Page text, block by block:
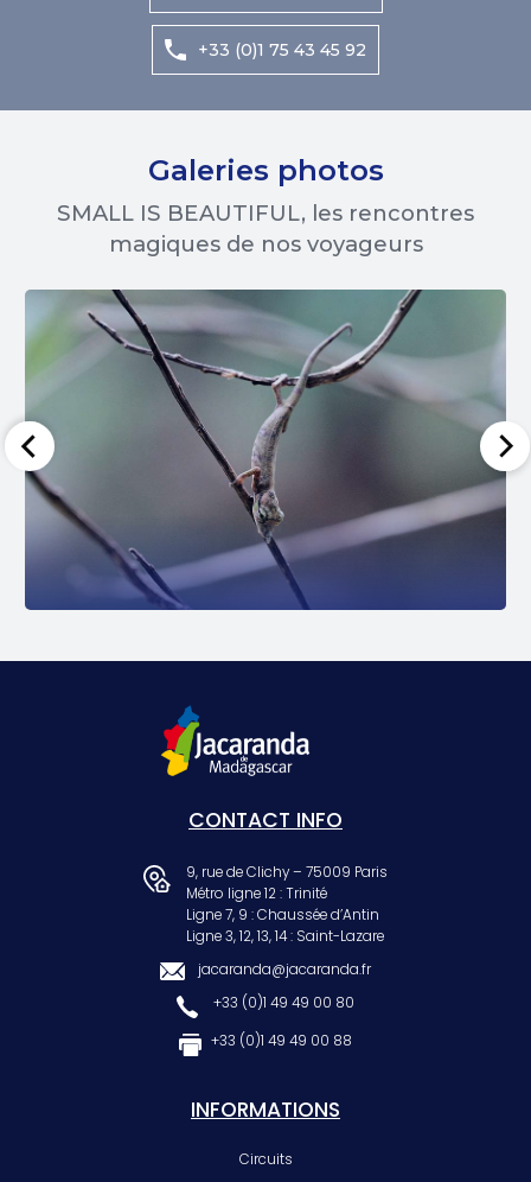
+33 (0)1 75 43 45 92
Galeries photos
SMALL IS BEAUTIFUL, les rencontres
magiques de nos voyageurs
CONTACT INFO
9, rue de Clichy – 75009 Paris
Métro ligne 12 : Trinité
Ligne 7, 9 : Chaussée d’Antin
Ligne 3, 12, 13, 14 : Saint-Lazare
jacaranda@jacaranda.fr
+33 (0)1 49 49 00 80
+33 (0)1 49 49 00 88
INFORMATIONS
Circuits